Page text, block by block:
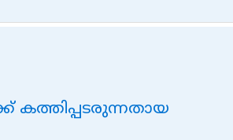
കത്തിപ്പടരുന്നതായ